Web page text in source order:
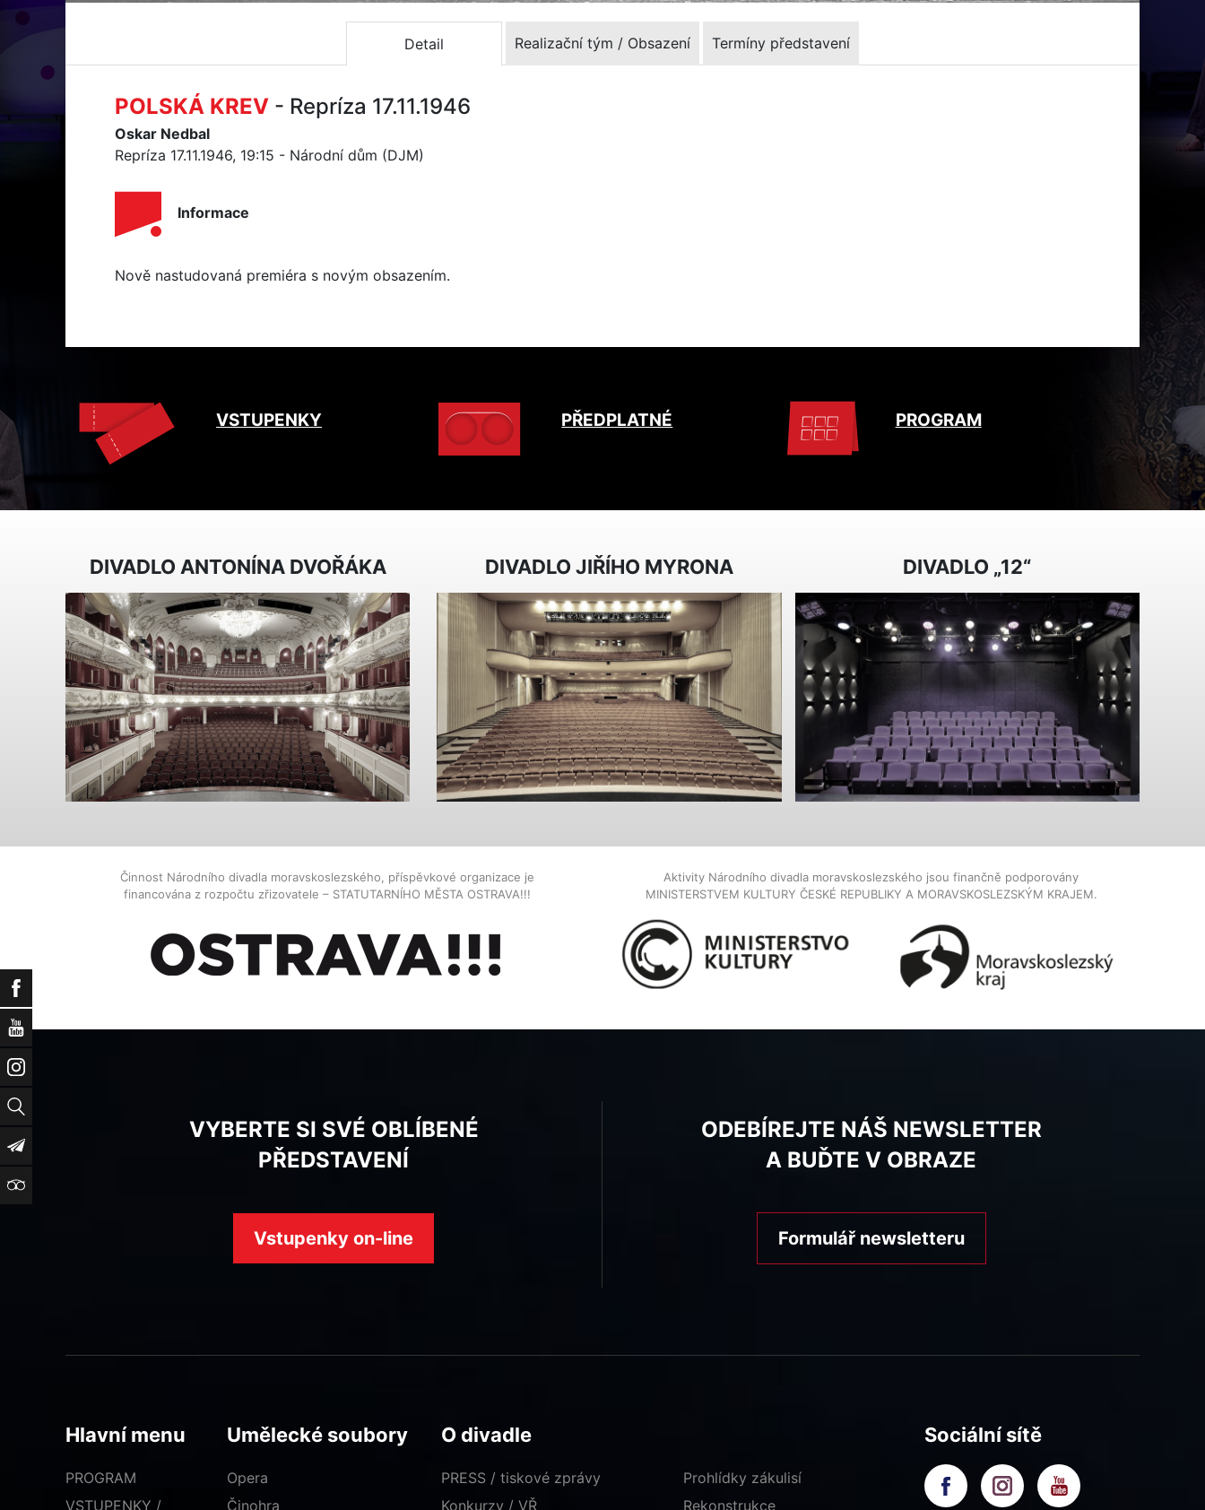
Facebook
YouTube
Instagram
Vyhledat
Newsletter
TripAdvisor
Detail Realizační tým / Obsazení Termíny představení
POLSKÁ KREV - Repríza 17.11.1946
Oskar Nedbal
Repríza 17.11.1946, 19:15 - Národní dům (DJM)
Informace
Nově nastudovaná premiéra s novým obsazením.
VSTUPENKY PŘEDPLATNÉ PROGRAM
DIVADLO ANTONÍNA DVOŘÁKA DIVADLO JIŘÍHO MYRONA DIVADLO „12“
Činnost Národního divadla moravskoslezského, příspěvkové organizace je
financována z rozpočtu zřizovatele – STATUTARNÍHO MĚSTA OSTRAVA!!!
Aktivity Národního divadla moravskoslezského jsou finančně podporovány
MINISTERSTVEM KULTURY ČESKÉ REPUBLIKY A MORAVSKOSLEZSKÝM KRAJEM.
VYBERTE SI SVÉ OBLÍBENÉ
PŘEDSTAVENÍ
Vstupenky on-line
ODEBÍREJTE NÁŠ NEWSLETTER
A BUĎTE V OBRAZE
Formulář newsletteru
Hlavní menu
PROGRAM
VSTUPENKY /
Umělecké soubory
Opera
Činohra
O divadle
PRESS / tiskové zprávy
Konkurzy / VŘ
Prohlídky zákulisí
Rekonstrukce
Sociální sítě